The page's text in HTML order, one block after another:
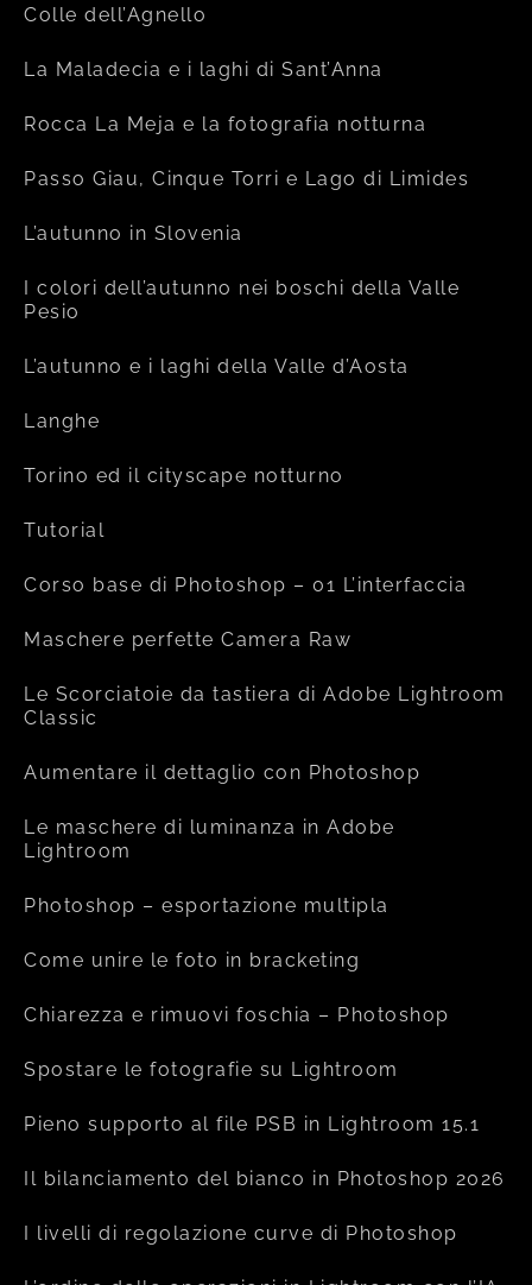
Colle dell’Agnello
La Maladecia e i laghi di Sant’Anna
Rocca La Meja e la fotografia notturna
Passo Giau, Cinque Torri e Lago di Limides
L’autunno in Slovenia
I colori dell’autunno nei boschi della Valle
Pesio
L’autunno e i laghi della Valle d’Aosta
Langhe
Torino ed il cityscape notturno
Tutorial
Corso base di Photoshop – 01 L’interfaccia
Maschere perfette Camera Raw
Le Scorciatoie da tastiera di Adobe Lightroom
Classic
Aumentare il dettaglio con Photoshop
Le maschere di luminanza in Adobe
Lightroom
Photoshop – esportazione multipla
Come unire le foto in bracketing
Chiarezza e rimuovi foschia – Photoshop
Spostare le fotografie su Lightroom
Pieno supporto al file PSB in Lightroom 15.1
Il bilanciamento del bianco in Photoshop 2026
I livelli di regolazione curve di Photoshop